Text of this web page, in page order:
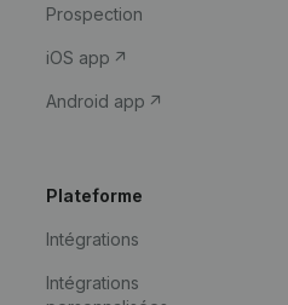
Prospection
iOS app
Android app
Plateforme
Intégrations
Intégrations